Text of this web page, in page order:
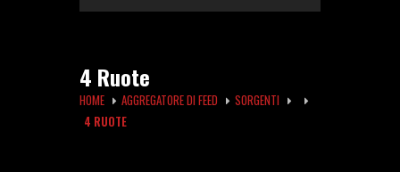
4 Ruote
HOME AGGREGATORE DI FEED
SORGENTI
4 RUOTE